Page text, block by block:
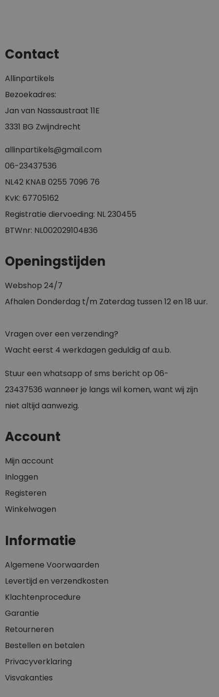
Contact
Allinpartikels
Bezoekadres:
Jan van Nassaustraat 11E
3331 BG Zwijndrecht
allinpartikels@gmail.com
06-23437536
NL42 KNAB 0255 7096 76
KvK: 67705162
Registratie diervoeding: NL 230455
BTWnr: NL002029104B36
Openingstijden
Webshop 24/7
Afhalen Donderdag t/m Zaterdag tussen 12 en 18 uur.
Vragen over een verzending?
Wacht eerst 4 werkdagen geduldig af a.u.b.
Stuur een whatsapp of sms bericht op 06-
23437536 wanneer je langs wil komen, want wij zijn
niet altijd aanwezig.
Account
Mijn account
Inloggen
Registeren
Winkelwagen
Informatie
Algemene Voorwaarden
Levertijd en verzendkosten
Klachtenprocedure
Garantie
Retourneren
Bestellen en betalen
Privacyverklaring
Visvakanties